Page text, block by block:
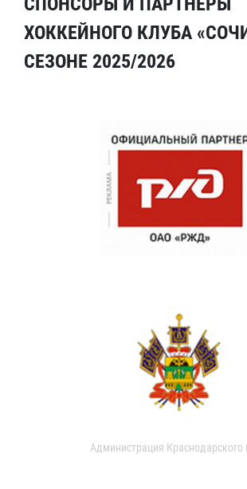
ХОККЕЙНОГО КЛУБА
СЕЗОНЕ 2025/2026
Администрация Краснодарского